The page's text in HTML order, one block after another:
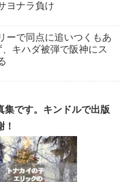
ヨナラ負け
ーで同点に追いつくもあ
キハダ被弾で阪神にス
集です。キンドルで出版